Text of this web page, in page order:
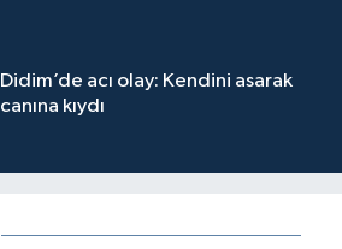
Didim’de acı olay: Kendini asarak
canına kıydı